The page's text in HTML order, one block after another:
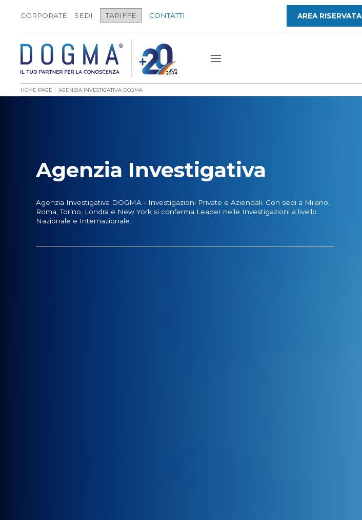
CORPORATE SEDI TARIFFE CONTATTI AREA RISERVATA
HOME PAGE AGENZIA INVESTIGATIVA DOGMA
Agenzia Investigativa
Agenzia Investigativa DOGMA - Investigazioni Private e Aziendali. Con sedi a Milano,
Roma, Torino, Londra e New York si conferma Leader nelle Investigazioni a livello
Nazionale e Internazionale.